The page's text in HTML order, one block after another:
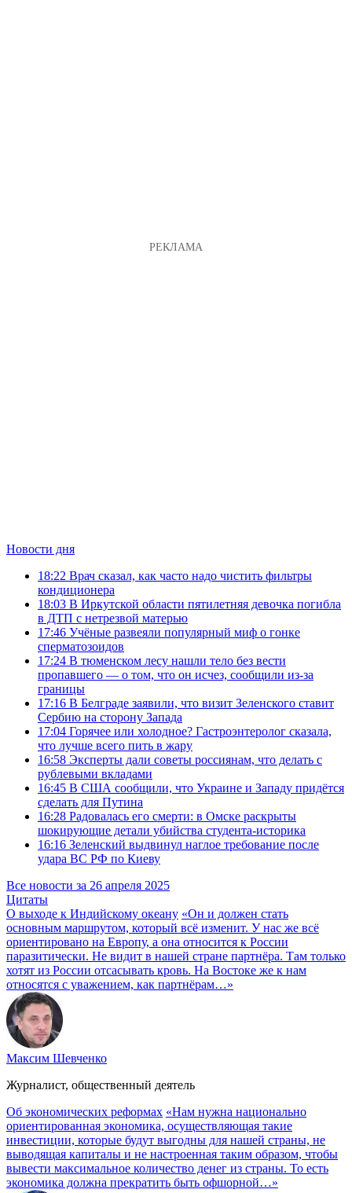
Новости дня
18:22 Врач сказал, как часто надо чистить фильтры
кондиционера
18:03 В Иркутской области пятилетняя девочка погибла
в ДТП с нетрезвой матерью
17:46 Учёные развеяли популярный миф о гонке
сперматозоидов
17:24 В тюменском лесу нашли тело без вести
пропавшего — о том, что он исчез, сообщили из-за
границы
17:16 В Белграде заявили, что визит Зеленского ставит
Сербию на сторону Запада
17:04 Горячее или холодное? Гастроэнтеролог сказала,
что лучше всего пить в жару
16:58 Эксперты дали советы россиянам, что делать с
рублевыми вкладами
16:45 В США сообщили, что Украине и Западу придётся
сделать для Путина
16:28 Радовалась его смерти: в Омске раскрыты
шокирующие детали убийства студента‑историка
16:16 Зеленский выдвинул наглое требование после
удара ВС РФ по Киеву
Все новости за 26 апреля 2025
Цитаты
О выходе к Индийскому океану «Он и должен стать
основным маршрутом, который всё изменит. У нас же всё
ориентировано на Европу, а она относится к России
паразитически. Не видит в нашей стране партнёра. Там только
хотят из России отсасывать кровь. На Востоке же к нам
относятся с уважением, как партнёрам…»
Максим Шевченко
Журналист, общественный деятель
Об экономических реформах «Нам нужна национально
ориентированная экономика, осуществляющая такие
инвестиции, которые будут выгодны для нашей страны, не
выводящая капиталы и не настроенная таким образом, чтобы
вывести максимальное количество денег из страны. То есть
экономика должна прекратить быть офшорной…»